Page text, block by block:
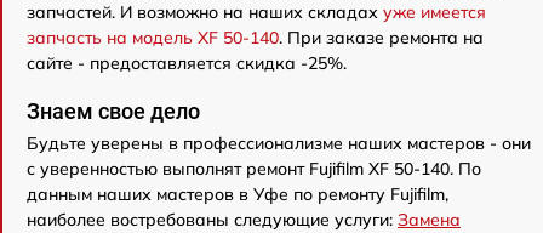
запчастей. И возможно на наших складах уже имеется
запчасть на модель XF 50-140. При заказе ремонта на
сайте - предоставляется скидка -25%.
Знаем свое дело
Будьте уверены в профессионализме наших мастеров - они
с уверенностью выполнят ремонт Fujifilm XF 50-140. По
данным наших мастеров в Уфе по ремонту Fujifilm,
наиболее востребованы следующие услуги: Замена